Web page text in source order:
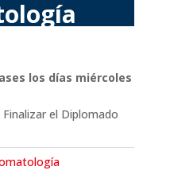
los días miércoles
el Diplomado